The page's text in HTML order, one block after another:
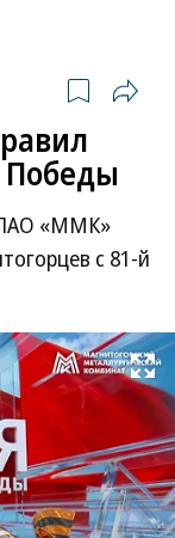
Победы
ПАО «ММК»
с 81-й
Развернуть